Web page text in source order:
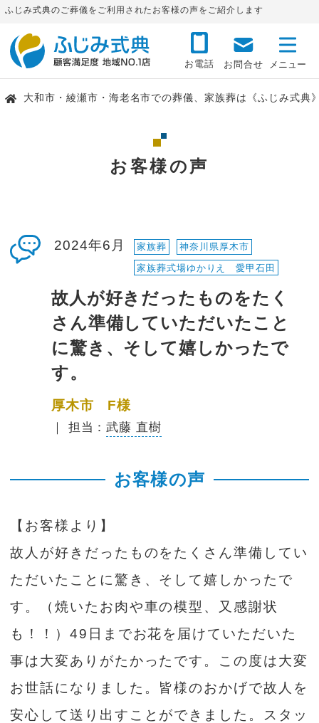
ふじみ式典のご葬儀をご利用されたお客様の声をご紹介します
お電話 お問合せ
大和市・綾瀬市・海老名市での葬儀、家族葬は《ふじみ式典
お客様の声
2024年6月 家族葬
神奈川県厚木市
家族葬式場ゆかりえ 愛甲石田
故人が好きだったものをたく
さん準備していただいたこと
に驚き、そして嬉しかったで
す。
厚木市 F様
｜ 担当：武藤 直樹
お客様の声
【お客様より】
故人が好きだったものをたくさん準備してい
ただいたことに驚き、そして嬉しかったで
す。（焼いたお肉や車の模型、又感謝状
も！！）49日までお花を届けていただいた
事は大変ありがたかったです。この度は大変
お世話になりました。皆様のおかげで故人を
安心して送り出すことができました。スタッ